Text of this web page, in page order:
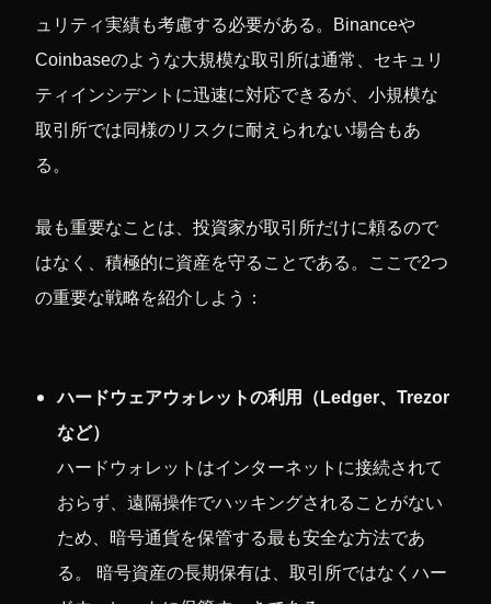
ュリティ実績も考慮する必要がある。Binanceや
Coinbaseのような大規模な取引所は通常、セキュリ
ティインシデントに迅速に対応できるが、小規模な
取引所では同様のリスクに耐えられない場合もあ
る。
最も重要なことは、投資家が取引所だけに頼るので
はなく、積極的に資産を守ることである。ここで2つ
の重要な戦略を紹介しよう：
ハードウェアウォレットの利用（Ledger、Trezor
など）
ハードウォレットはインターネットに接続されて
おらず、遠隔操作でハッキングされることがない
ため、暗号通貨を保管する最も安全な方法であ
る。 暗号資産の長期保有は、取引所ではなくハー